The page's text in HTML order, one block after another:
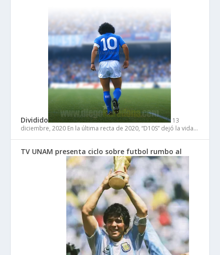
Dividido
13
diciembre, 2020 En la última recta de 2020, “D10S” dejó la vida…
TV UNAM presenta ciclo sobre futbol rumbo al